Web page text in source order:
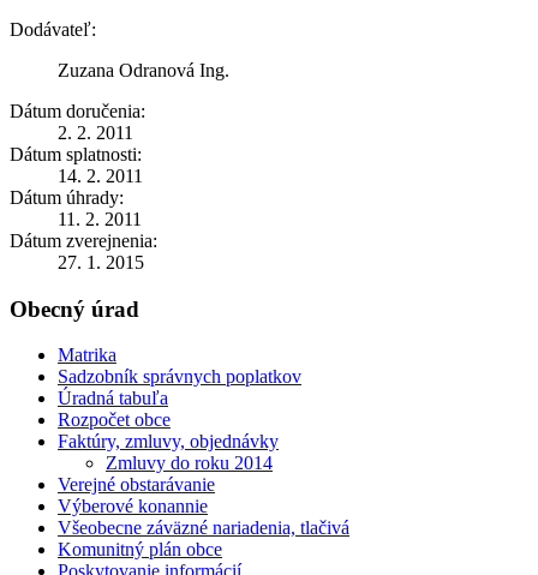
Dodávateľ:
Zuzana Odranová Ing.
Dátum doručenia:
2. 2. 2011
Dátum splatnosti:
14. 2. 2011
Dátum úhrady:
11. 2. 2011
Dátum zverejnenia:
27. 1. 2015
Obecný úrad
Matrika
Sadzobník správnych poplatkov
Úradná tabuľa
Rozpočet obce
Faktúry, zmluvy, objednávky
Zmluvy do roku 2014
Verejné obstarávanie
Výberové konannie
Všeobecne záväzné nariadenia, tlačivá
Komunitný plán obce